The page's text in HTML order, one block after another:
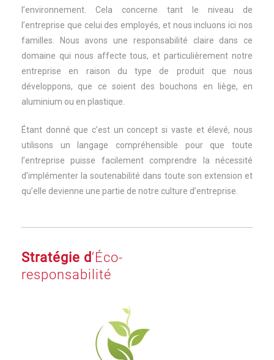
l’environnement. Cela concerne tant le niveau de
l’entreprise que celui des employés, et nous incluons ici nos
familles. Nous avons une responsabilité claire dans ce
domaine qui nous affecte tous, et particulièrement notre
entreprise en raison du type de produit que nous
développons, que ce soient des bouchons en liège, en
aluminium ou en plastique.
Étant donné que c’est un concept si vaste et élevé, nous
utilisons un langage compréhensible pour que toute
l’entreprise puisse facilement comprendre la nécessité
d’implémenter la soutenabilité dans toute son extension et
qu’elle devienne une partie de notre culture d’entreprise.
Stratégie d ‘Éco-
responsabilité